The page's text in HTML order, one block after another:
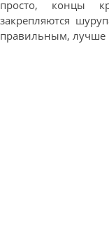
просто, концы
закрепляются
правильным, лучше